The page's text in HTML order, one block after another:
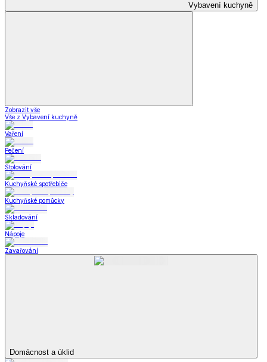
Vybavení kuchyně
Zobrazit vše
Vše z Vybavení kuchyně
Vaření
Pečení
Stolování
Kuchyňské spotřebiče
Kuchyňské pomůcky
Skladování
Nápoje
Zavařování
Domácnost a úklid